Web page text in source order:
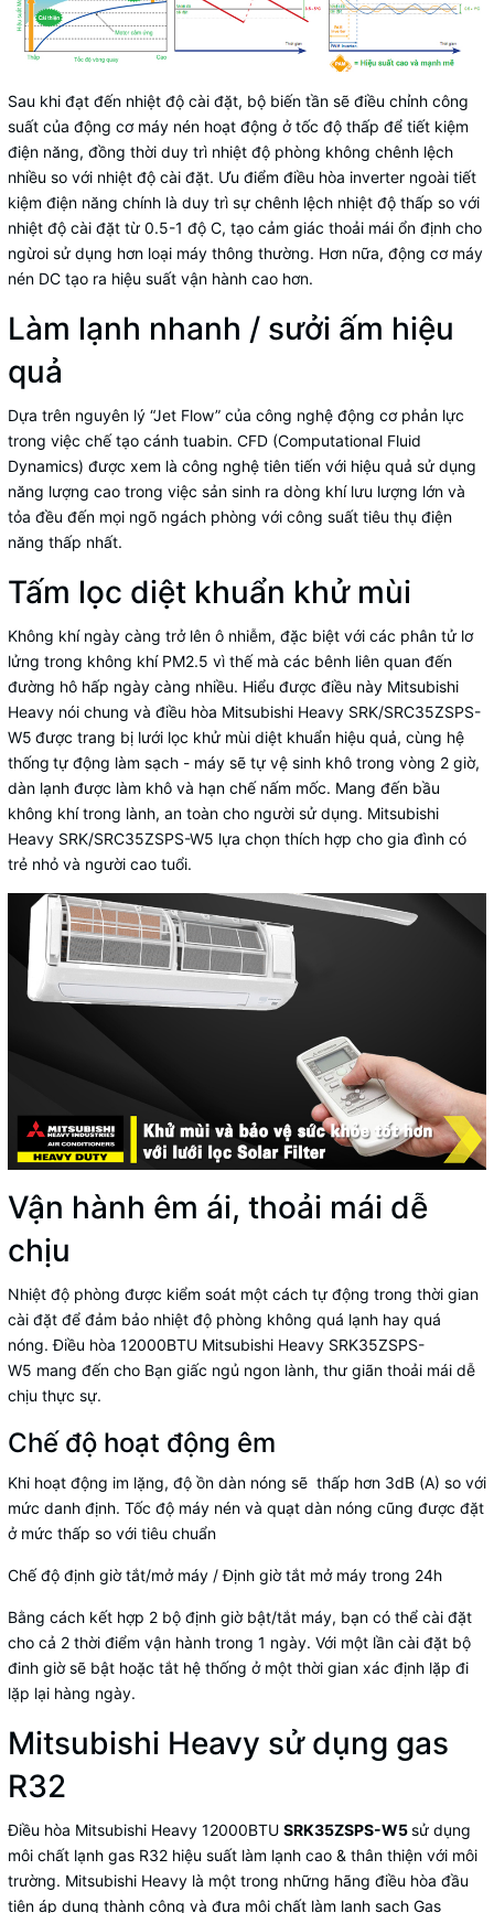
Sau khi đạt đến nhiệt độ cài đặt, bộ biến tần sẽ điều chỉnh công
suất của động cơ máy nén hoạt động ở tốc độ thấp để tiết kiệm
điện năng, đồng thời duy trì nhiệt độ phòng không chênh lệch
nhiều so với nhiệt độ cài đặt. Ưu điểm điều hòa inverter ngoài tiết
kiệm điện năng chính là duy trì sự chênh lệch nhiệt độ thấp so với
nhiệt độ cài đặt từ 0.5-1 độ C, tạo cảm giác thoải mái ổn định cho
ngừoi sử dụng hơn loại máy thông thường. Hơn nữa, động cơ máy
nén DC tạo ra hiệu suất vận hành cao hơn.
Làm lạnh nhanh / sưởi ấm hiệu
quả
Dựa trên nguyên lý “Jet Flow” của công nghệ động cơ phản lực
trong việc chế tạo cánh tuabin. CFD (Computational Fluid
Dynamics) được xem là công nghệ tiên tiến với hiệu quả sử dụng
năng lượng cao trong việc sản sinh ra dòng khí lưu lượng lớn và
tỏa đều đến mọi ngõ ngách phòng với công suất tiêu thụ điện
năng thấp nhất.
Tấm lọc diệt khuẩn khử mùi
Không khí ngày càng trở lên ô nhiễm, đặc biệt với các phân tử lơ
lửng trong không khí PM2.5 vì thế mà các bênh liên quan đến
đường hô hấp ngày càng nhiều. Hiểu được điều này Mitsubishi
Heavy nói chung và điều hòa Mitsubishi Heavy SRK/SRC35ZSPS-
W5 được trang bị lưới lọc khử mùi diệt khuẩn hiệu quả, cùng hệ
thống tự động làm sạch - máy sẽ tự vệ sinh khô trong vòng 2 giờ,
dàn lạnh được làm khô và hạn chế nấm mốc. Mang đến bầu
không khí trong lành, an toàn cho người sử dụng. Mitsubishi
Heavy SRK/SRC35ZSPS-W5 lựa chọn thích hợp cho gia đình có
trẻ nhỏ và người cao tuổi.
Vận hành êm ái, thoải mái dễ
chịu
Nhiệt độ phòng được kiểm soát một cách tự động trong thời gian
cài đặt để đảm bảo nhiệt độ phòng không quá lạnh hay quá
nóng. Điều hòa 12000BTU Mitsubishi Heavy SRK35ZSPS-
W5 mang đến cho Bạn giấc ngủ ngon lành, thư giãn thoải mái dễ
chịu thực sự.
Chế độ hoạt động êm
Khi hoạt động im lặng, độ ồn dàn nóng sẽ thấp hơn 3dB (A) so với
mức danh định. Tốc độ máy nén và quạt dàn nóng cũng được đặt
ở mức thấp so với tiêu chuẩn
Chế độ định giờ tắt/mở máy / Định giờ tắt mở máy trong 24h
Bằng cách kết hợp 2 bộ định giờ bật/tắt máy, bạn có thể cài đặt
cho cả 2 thời điểm vận hành trong 1 ngày. Với một lần cài đặt bộ
đinh giờ sẽ bật hoặc tắt hệ thống ở một thời gian xác định lặp đi
lặp lại hàng ngày.
Mitsubishi Heavy sử dụng gas
R32
Điều hòa Mitsubishi Heavy 12000BTU SRK35ZSPS-W5sử dụng
môi chất lạnh gas R32 hiệu suất làm lạnh cao & thân thiện với môi
trường. Mitsubishi Heavy là một trong những hãng điều hòa đầu
tiên áp dụng thành công và đưa môi chất làm lạnh sạch Gas